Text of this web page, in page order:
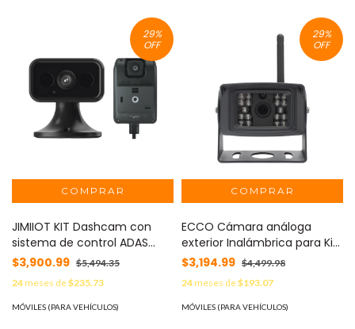
Alimentación PON DC12V /
Detección de & MOD: XMR-
29%
OFF
JIMIIOT KIT Dashcam con
sistema de control ADAS
(asistencia de manejo) y
Camara de cabina (CI01) /
Multiples alarmas
/Comunicación dos vías /
$3,900.99 $5,494.35
24meses de$235.73
MÓVILES (PARA VEHÍCULOS)
29%
OFF
ECCO Cámara análoga
exterior Inalámbrica para Kit
de sistema de reversa
Vehicular K7000BWK MOD:
C2013BWC
$3,194.99 $4,499.98
24meses de$193.07
MÓVILES (PARA VEHÍCULOS)